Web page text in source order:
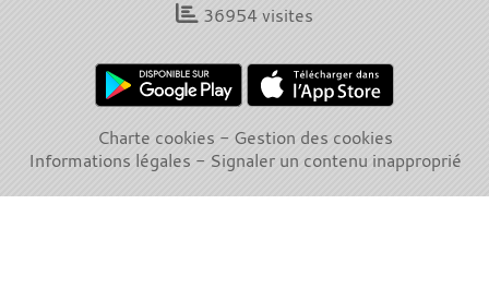
36954visites
Charte cookies
Gestion des cookies
Informations légales
Signaler un contenu inapproprié